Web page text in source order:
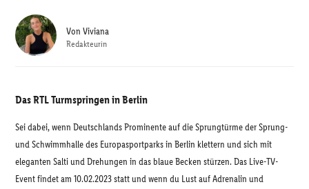
Das RTL Turmspringen in Berlin
Sei dabei, wenn Deutschlands Prominente auf die Sprungtürme der Sprung-
und Schwimmhalle des Europasportparks in Berlin klettern und sich mit
eleganten Salti und Drehungen in das blaue Becken stürzen. Das Live-TV-
Event findet am 10.02.2023 statt und wenn du Lust auf Adrenalin und
Von Viviana
Redakteurin